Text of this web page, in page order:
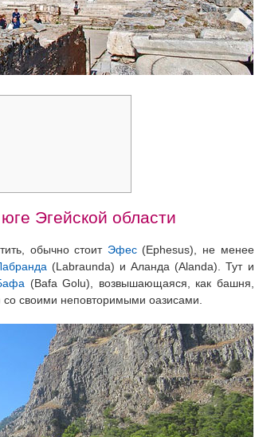
Эгейской области
обычно стоит Эфес(Ephesus), не менее
(Labraunda) и Аланда (Alanda). Тут и
(Bafa Golu), возвышающаяся, как башня,
со своими неповторимыми оазисами.